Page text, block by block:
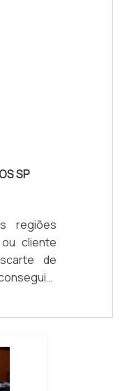
DE
de
em uma
Vitória
SP
regiões
cliente
de
que
do
descarte
os